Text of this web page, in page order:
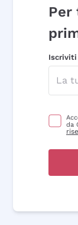
Per
da